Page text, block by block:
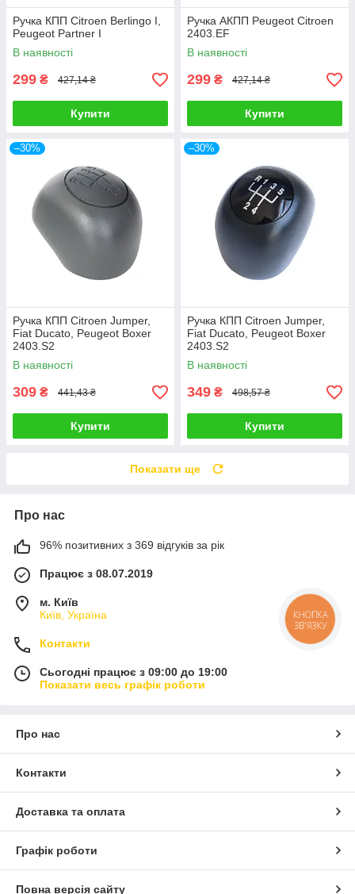
Ручка КПП Citroen Berlingo I,
Peugeot Partner I
В наявності
299 ₴ 427,14 ₴
Купити
Ручка АКПП Peugeot Citroen
2403.EF
В наявності
299 ₴ 427,14 ₴
Купити
–30%
Ручка КПП Citroen Jumper,
Fiat Ducato, Peugeot Boxer
2403.S2
В наявності
309 ₴ 441,43 ₴
Купити
–30%
Ручка КПП Citroen Jumper,
Fiat Ducato, Peugeot Boxer
2403.S2
В наявності
349 ₴ 498,57 ₴
Купити
Показати ще
Про нас
96% позитивних з 369 відгуків за рік
Працює з 08.07.2019
м. Київ
Київ, Україна
Контакти
Сьогодні працює з 09:00 до 19:00
Показати весь графік роботи
Про нас
Контакти
Доставка та оплата
Графік роботи
Повна версія сайту
КНОПКА
ЗВ'ЯЗКУ